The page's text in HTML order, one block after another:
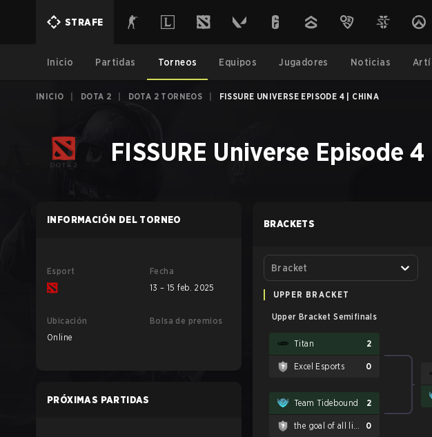
STRAFE
Inicio Partidas Torneos Equipos Jugadores Noticias
INICIO DOTA 2 DOTA 2 TORNEOS FISSURE UNIVERSE EPISODE 4 | CHINA
FISSURE Universe Episode
INFORMACIÓN DEL TORNEO
Esport
Fecha
13 – 15 feb. 2025
Ubicación
Online
Bolsa de premios
PRÓXIMAS PARTIDAS
BRACKETS
Bracket
UPPER BRACKET
Upper Bracket Semifinals
Titan 2
Excel Esports 0
Team Tidebound 2
0